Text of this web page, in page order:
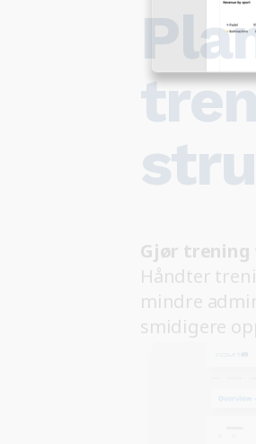
Gjør trening
Håndter
mindre
smidigere